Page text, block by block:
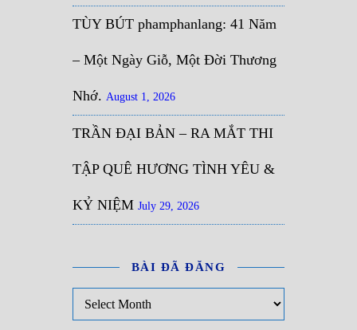
TÙY BÚT phamphanlang: 41 Năm
– Một Ngày Giỗ, Một Đời Thương
Nhớ. August 1, 2026
TRẦN ĐẠI BẢN – RA MẮT THI
TẬP QUÊ HƯƠNG TÌNH YÊU &
KỶ NIỆM July 29, 2026
BÀI ĐÃ ĐĂNG